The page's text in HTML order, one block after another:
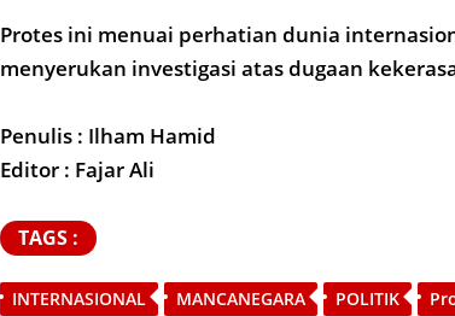
Protes ini menuai perhatian dunia
menyerukan investigasi atas dugaan
Penulis : Ilham Hamid
Editor : Fajar Ali
TAGS :
INTERNASIONAL MANCANEGARA POLITIK